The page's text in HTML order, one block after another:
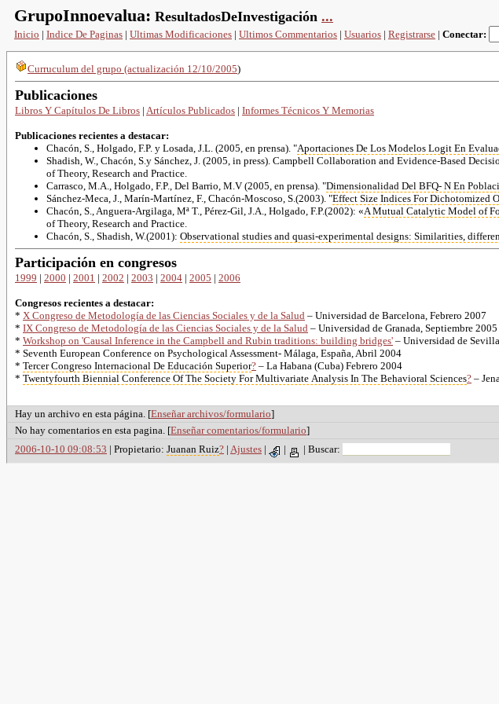
GrupoInnoevalua: ResultadosDeInvestigación ...
Inicio | Indice De Paginas | Ultimas Modificaciones | Ultimos Commentarios | Usuarios | Registrarse | Conectar:
Curruculum del grupo (actualización 12/10/2005)
Publicaciones
Libros Y Capítulos De Libros | Artículos Publicados | Informes Técnicos Y Memorias
Publicaciones recientes a destacar:
Chacón, S., Holgado, F.P. y Losada, J.L. (2005, en prensa). "Aportaciones De Los Modelos Logit En
Shadish, W., Chacón, S.y Sánchez, J. (2005, in press). Campbell Collaboration and Evidence-Based
of Theory, Research and Practice.
Carrasco, M.A., Holgado, F.P., Del Barrio, M.V (2005, en prensa). "Dimensionalidad Del BFQ- N En
Sánchez-Meca, J., Marín-Martínez, F., Chacón-Moscoso, S.(2003). "Effect Size Indices For Dichotomized
Chacón, S.,Anguera-Argilaga, Mª T., Pérez-Gil, J.A., Holgado, F.P.(2002): «A Mutual Catalytic Model of
of Theory, Research and Practice.
Chacón, S., Shadish, W.(2001): Observational studies and quasi-experimental designs: Similarities,
Participación en congresos
1999 | 2000 | 2001 | 2002 | 2003 | 2004 | 2005 | 2006
Congresos recientes a destacar:
* X Congreso de Metodología de las Ciencias Sociales y de la Salud – Universidad de Barcelona, Febrero 2007
* IX Congreso de Metodología de las Ciencias Sociales y de la Salud – Universidad de Granada, Septiembre 2005
* Workshop on 'Causal Inference in the Campbell and Rubin traditions: building bridges' – Universidad de
* Seventh European Conference on Psychological Assessment- Málaga, España, Abril 2004
* Tercer Congreso Internacional De Educación Superior? – La Habana (Cuba) Febrero 2004
* Twentyfourth Biennial Conference Of The Society For Multivariate Analysis In The Behavioral Sciences? –
Hay un archivo en esta página. [Enseñar archivos/formulario]
No hay comentarios en esta pagina. [Enseñar comentarios/formulario]
2006-10-10 09:08:53 | Propietario: Juanan Ruiz? | Ajustes | | | Buscar: